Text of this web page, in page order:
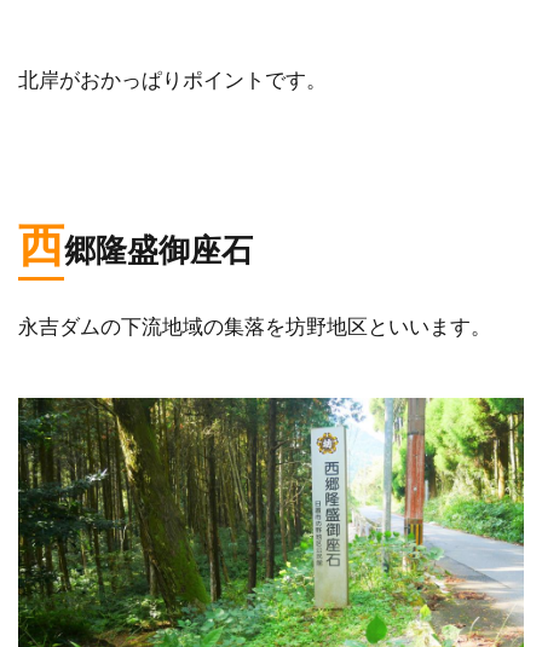
北岸がおかっぱりポイントです。
西郷隆盛御座石
永吉ダムの下流地域の集落を坊野地区といいます。